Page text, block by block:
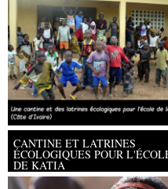
CANTINE ET LATRINES
ÉCOLOGIQUES POUR
DE KATIA
Université Paris Ouest